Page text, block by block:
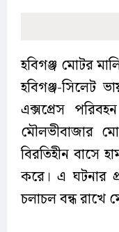
হবিগঞ্জ মোটর
হবিগঞ্জ-সিলেট
এক্সপ্রেস
মৌলভীবাজার
বিরতিহীন বাসে
করে। এ ঘটনার
চলাচল বন্ধ রাখে